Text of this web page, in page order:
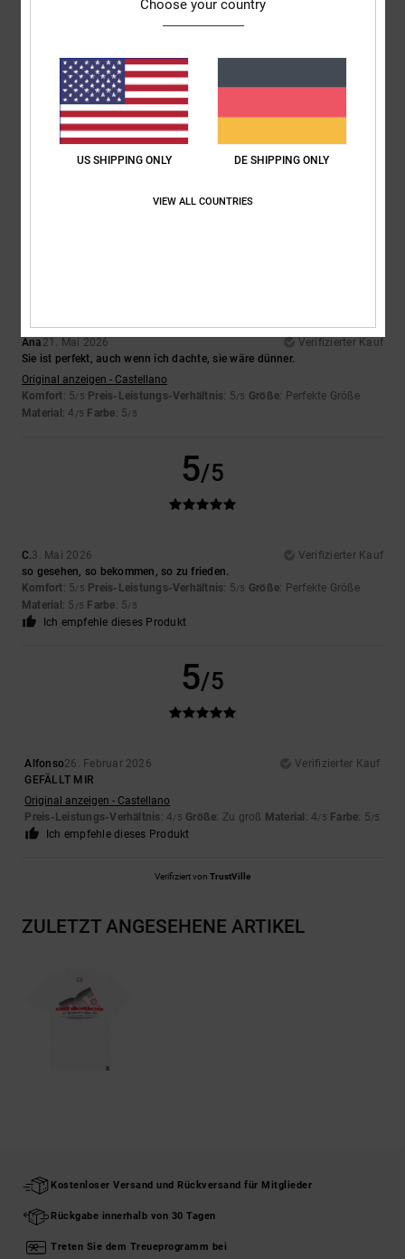
4.7
Größe
Zu klein Zu groß
4.3
Ana 21. Mai 2026
Verifizierter Kauf
Sie ist perfekt, auch wenn ich dachte, sie wäre dünner.
Original anzeigen - Castellano
Komfort: 5/5 Preis-Leistungs-Verhältnis: 5/5 Größe: Perfekte Größe
Material : 4 /5 Farbe: 5/5
5/5
C.3. Mai 2026
Verifizierter Kauf
so gesehen, so bekommen, so zu frieden.
Komfort: 5/5 Preis-Leistungs-Verhältnis: 5/5 Größe: Perfekte Größe
Material : 5 /5 Farbe: 5/5
Ich empfehle dieses Produkt
5/5
Alfonso26. Februar 2026
Verifizierter Kauf
GEFÄLLT MIR
Original anzeigen - Castellano
Preis-Leistungs-Verhältnis: 4/5 Größe: Zu groß Material : 4/5 Farbe: 5/5
Ich empfehle dieses Produkt
Verifiziert von TrustVille
ZULETZT ANGESEHENE ARTIKEL
Kostenloser Versand und Rückversand für Mitglieder
Rückgabe innerhalb von 30 Tagen
Treten Sie dem Treueprogramm bei
Choose your country
US SHIPPING ONLY DE SHIPPING ONLY
VIEW ALL COUNTRIES